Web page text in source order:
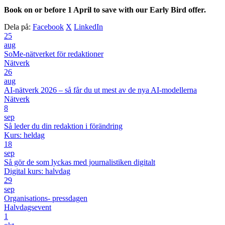
Book on or before 1 April to save with our Early Bird offer.
Dela på: Facebook X LinkedIn
25
aug
SoMe-nätverket för redaktioner
Nätverk
26
aug
AI-nätverk 2026 – så får du ut mest av de nya AI-modellerna
Nätverk
8
sep
Så leder du din redaktion i förändring
Kurs: heldag
18
sep
Så gör de som lyckas med journalistiken digitalt
Digital kurs: halvdag
29
sep
Organisations- pressdagen
Halvdagsevent
1